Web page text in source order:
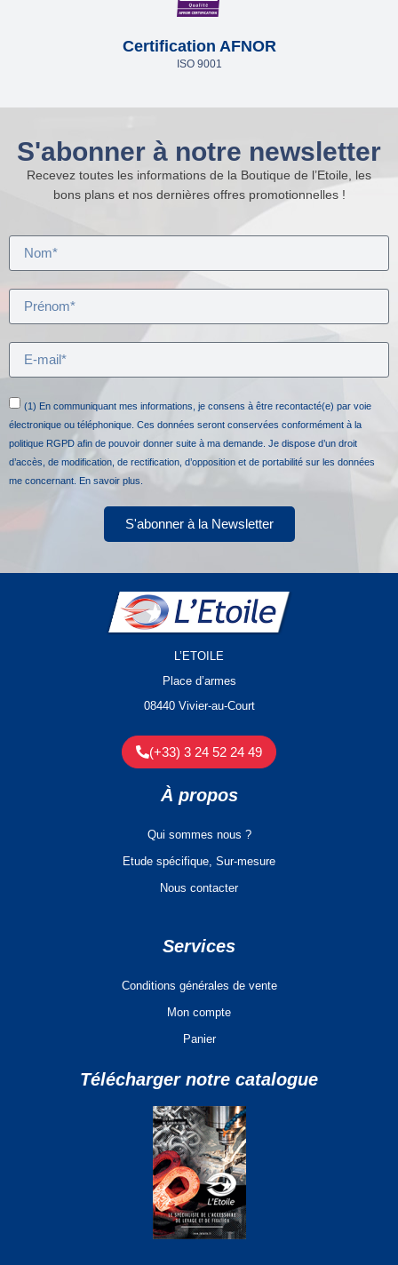
Certification AFNOR
ISO 9001
S'abonner à notre newsletter
Recevez toutes les informations de la Boutique de l’Etoile, les
bons plans et nos dernières offres promotionnelles !
(1) En communiquant mes informations, je consens à être recontacté(e) par voie
électronique ou téléphonique. Ces données seront conservées conformément à la
politique RGPD afin de pouvoir donner suite à ma demande. Je dispose d’un droit
d’accès, de modification, de rectification, d’opposition et de portabilité sur les données
me concernant. En savoir plus.
S'abonner à la Newsletter
L’ETOILE
Place d’armes
08440 Vivier-au-Court
(+33) 3 24 52 24 49
À propos
Qui sommes nous ?
Etude spécifique, Sur-mesure
Nous contacter
Services
Conditions générales de vente
Mon compte
Panier
Télécharger notre catalogue